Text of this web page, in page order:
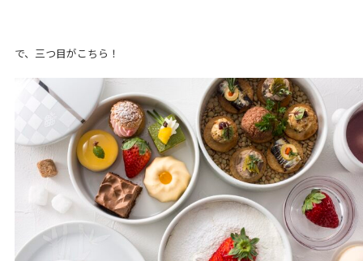
で、三つ目がこちら！